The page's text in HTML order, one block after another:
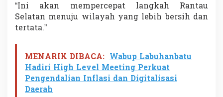
“Ini akan mempercepat langkah Rantau
Selatan menuju wilayah yang lebih bersih dan
tertata.”
MENARIK DIBACA: Wabup Labuhanbatu
Hadiri High Level Meeting Perkuat
Pengendalian Inflasi dan Digitalisasi
Daerah